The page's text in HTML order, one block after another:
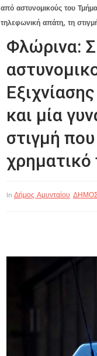
από αστυνομικούς του
τηλεφωνική απάτη, τη
Φλώρινα:
και μία
στιγμή
In Δήμος Αμυνταίου